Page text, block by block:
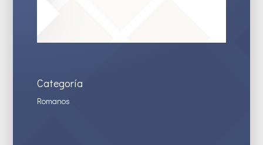
Categoría
Romanos